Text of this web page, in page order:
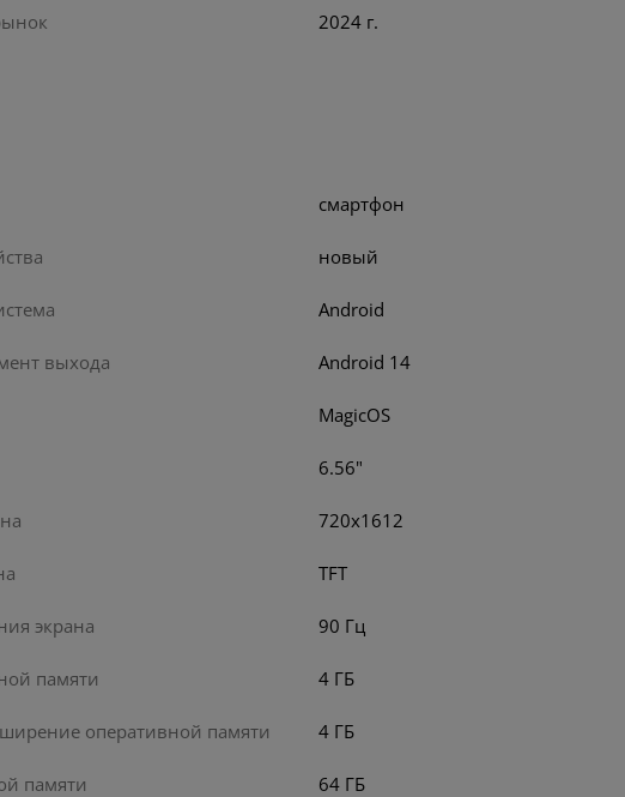
2024 г.
смартфон
новый
Android
выхода Android 14
MagicOS
6.56"
720x1612
TFT
экрана 90 Гц
памяти 4 ГБ
оперативной памяти 4 ГБ
памяти 64 ГБ